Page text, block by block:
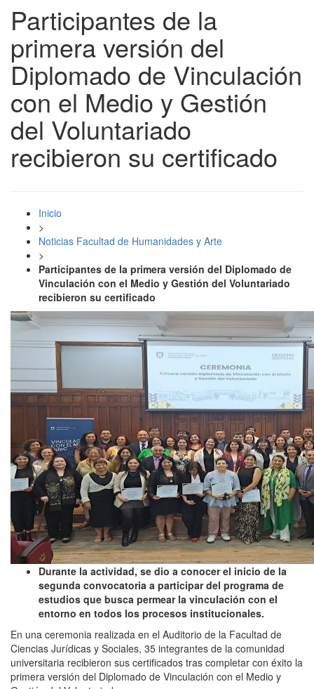
Participantes de la
primera versión del
Diplomado de Vinculación
con el Medio y Gestión
del Voluntariado
recibieron su certificado
Inicio
>
Noticias Facultad de Humanidades y Arte
>
Participantes de la primera versión del Diplomado de
Vinculación con el Medio y Gestión del Voluntariado
recibieron su certificado
Durante la actividad, se dio a conocer el inicio de la
segunda convocatoria a participar del programa de
estudios que busca permear la vinculación con el
entorno en todos los procesos institucionales.
En una ceremonia realizada en el Auditorio de la Facultad de
Ciencias Jurídicas y Sociales, 35 integrantes de la comunidad
universitaria recibieron sus certificados tras completar con éxito la
primera versión del Diplomado de Vinculación con el Medio y